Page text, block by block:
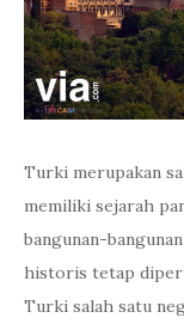
Turki merupakan
memiliki sejarah
bangunan-
historis tetap
Turki salah satu